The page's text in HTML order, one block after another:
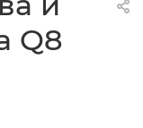
Q8